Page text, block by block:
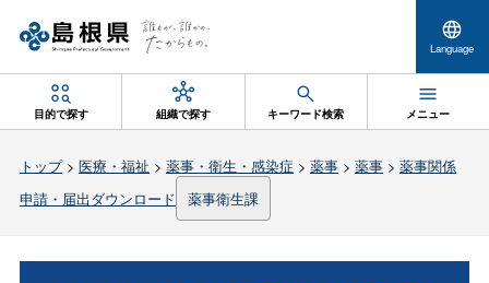
Language
目的で探す 組織で探す キーワード検索 メニュー
トップ> 医療・福祉 > 薬事・衛生・感染症 > 薬事> 薬事> 薬事関係
申請・届出ダウンロード
薬事衛生課